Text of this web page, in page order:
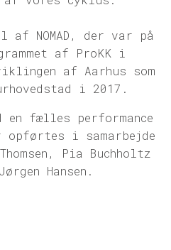
NOMAD, der var på
af ProKK i
af Aarhus som
i 2017.
en fælles performance
opførtes i samarbejde
Pia Buchholtz
Hansen.